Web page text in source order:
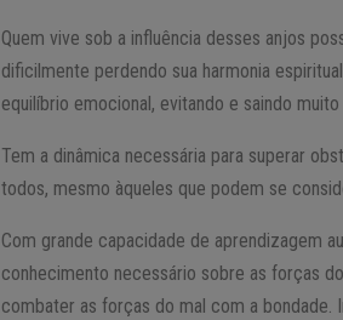
Quem vive sob a influência desses anjos
dificilmente perdendo sua harmonia
equilíbrio emocional, evitando e saindo
Tem a dinâmica necessária para superar
todos, mesmo àqueles que podem se
Com grande capacidade de aprendizagem
conhecimento necessário sobre as forças
combater as forças do mal com a bondade.